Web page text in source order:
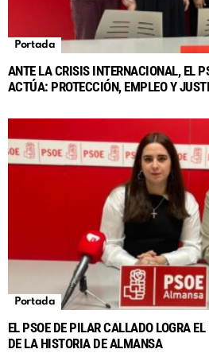
Portada
ANTE LA CRISIS INTERNACIONAL, EL
ACTÚA: PROTECCIÓN, EMPLEO Y
Portada
EL PSOE DE PILAR CALLADO LOGRA
DE LA HISTORIA DE ALMANSA